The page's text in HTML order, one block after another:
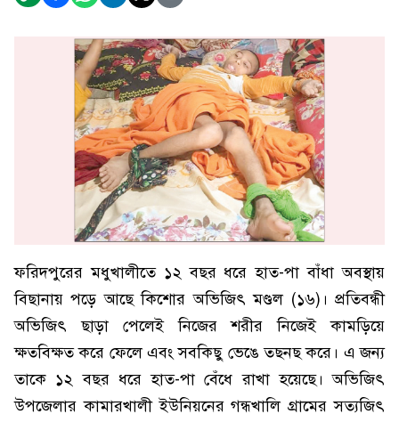
ফরিদপুরের মধুখালীতে ১২ বছর ধরে হাত-পা বাঁধা অবস্থায়
বিছানায় পড়ে আছে কিশোর অভিজিৎ মণ্ডল (১৬)। প্রতিবন্ধী
অভিজিৎ ছাড়া পেলেই নিজের শরীর নিজেই কামড়িয়ে
ক্ষতবিক্ষত করে ফেলে এবং সবকিছু ভেঙে তছনছ করে। এ জন্য
তাকে ১২ বছর ধরে হাত-পা বেঁধে রাখা হয়েছে। অভিজিৎ
উপজেলার কামারখালী ইউনিয়নের গন্ধখালি গ্রামের সত্যজিৎ